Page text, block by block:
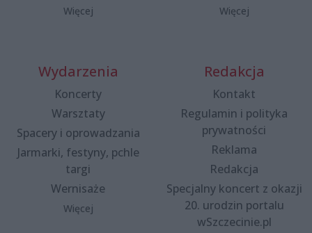
Więcej Więcej
Wydarzenia
Koncerty
Warsztaty
Spacery i oprowadzania
Jarmarki, festyny, pchle
targi
Wernisaże
Więcej
Redakcja
Kontakt
Regulamin i polityka
prywatności
Reklama
Redakcja
Specjalny koncert z okazji
20. urodzin portalu
wSzczecinie.pl